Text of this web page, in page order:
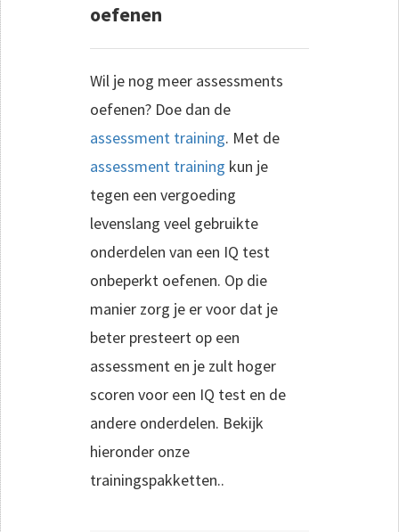
oefenen
Wil je nog meer assessments
oefenen? Doe dan de
assessment training. Met de
assessment training kun je
tegen een vergoeding
levenslang veel gebruikte
onderdelen van een IQ test
onbeperkt oefenen. Op die
manier zorg je er voor dat je
beter presteert op een
assessment en je zult hoger
scoren voor een IQ test en de
andere onderdelen. Bekijk
hieronder onze
trainingspakketten..